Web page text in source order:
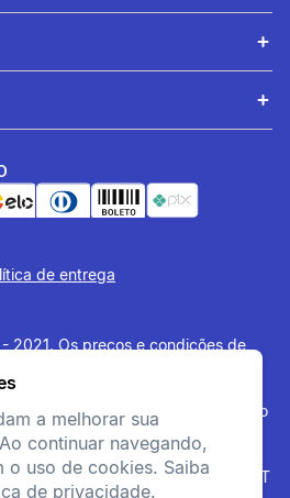
a melhorar sua
continuar navegando,
uso de cookies. Saiba
de privacidade.
de entrega
2021. Os preços e condições de
no site tem estoque
no momento da confirmação
a análise e confirmação de
www.decathlon.com.bre
são administrados por: IGUASPORT